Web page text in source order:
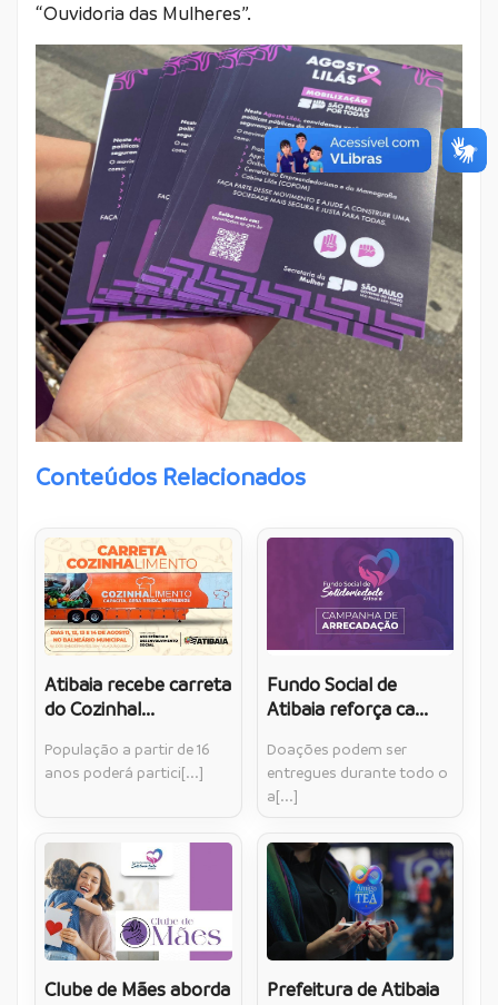
“Ouvidoria das Mulheres”.
Conteúdos Relacionados
Atibaia recebe carreta
do Cozinhal...
População a partir de 16
anos poderá partici[...]
Fundo Social de
Atibaia reforça ca...
Doações podem ser
entregues durante todo o
a[...]
Clube de Mães aborda
Prefeitura de Atibaia